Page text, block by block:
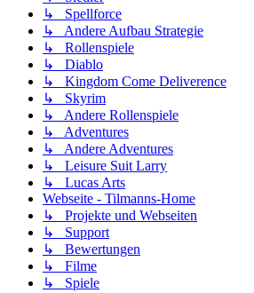
↳ Spellforce
↳ Andere Aufbau Strategie
↳ Rollenspiele
↳ Diablo
↳ Kingdom Come Deliverence
↳ Skyrim
↳ Andere Rollenspiele
↳ Adventures
↳ Andere Adventures
↳ Leisure Suit Larry
↳ Lucas Arts
Webseite - Tilmanns-Home
↳ Projekte und Webseiten
↳ Support
↳ Bewertungen
↳ Filme
↳ Spiele